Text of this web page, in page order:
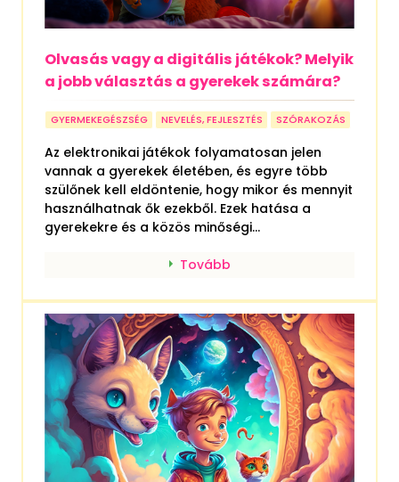
Olvasás vagy a digitális játékok? Melyik
a jobb választás a gyerekek számára?
GYERMEKEGÉSZSÉG NEVELÉS, FEJLESZTÉS SZÓRAKOZÁS
Az elektronikai játékok folyamatosan jelen
vannak a gyerekek életében, és egyre több
szülőnek kell eldöntenie, hogy mikor és mennyit
használhatnak ők ezekből. Ezek hatása a
gyerekekre és a közös minőségi...
Tovább